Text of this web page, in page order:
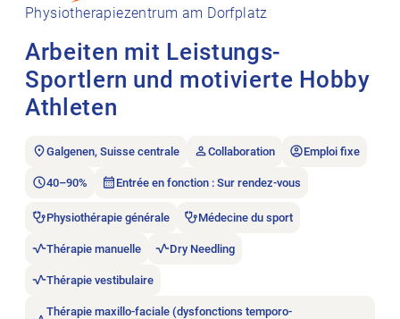
Physiotherapiezentrum am Dorfplatz
Arbeiten mit Leistungs-
Sportlern und motivierte Hobby
Athleten
Galgenen, Suisse centrale Collaboration Emploi fixe
40–90% Entrée en fonction : Sur rendez-vous
Physiothérapie générale Médecine du sport
Thérapie manuelle Dry Needling
Thérapie vestibulaire
Thérapie maxillo-faciale (dysfonctions temporo-